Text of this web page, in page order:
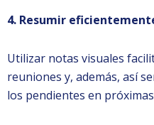
4. Resumir
Utilizar notas visuales
reuniones y, además, así
los pendientes en